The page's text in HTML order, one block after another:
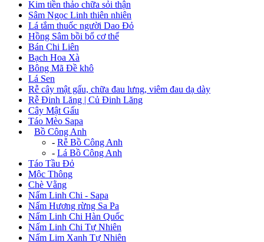
Kim tiền thảo chữa sỏi thận
Sâm Ngọc Linh thiên nhiên
Lá tắm thuốc người Dao Đỏ
Hồng Sâm bồi bổ cơ thể
Bán Chi Liên
Bạch Hoa Xà
Bông Mã Đề khô
Lá Sen
Rễ cây mật gấu, chữa đau lưng, viêm đau dạ dày
Rễ Đinh Lăng | Củ Đinh Lăng
Cây Mật Gấu
Táo Mèo Sapa
Bồ Công Anh
- Rễ Bồ Công Anh
- Lá Bồ Công Anh
Táo Tầu Đỏ
Mộc Thông
Chè Vằng
Nấm Linh Chi - Sapa
Nấm Hương rừng Sa Pa
Nấm Linh Chi Hàn Quốc
Nấm Linh Chi Tự Nhiên
Nấm Lim Xanh Tự Nhiên